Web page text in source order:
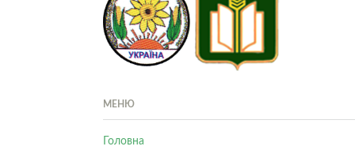
МЕНЮ
Головна